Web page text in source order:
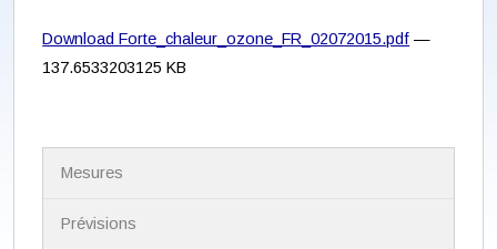
Download Forte_chaleur_ozone_FR_02072015.pdf —
137.6533203125 KB
Mesures
Prévisions